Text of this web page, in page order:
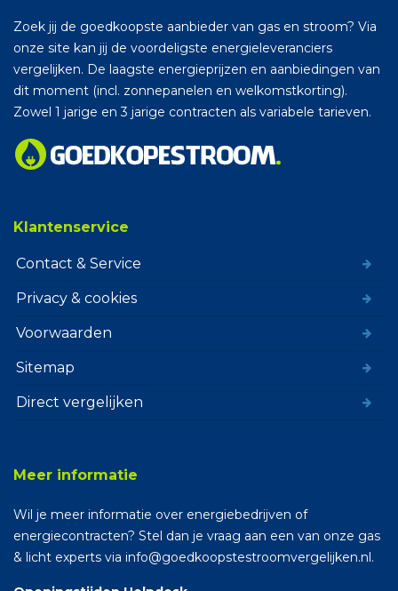
Zoek jij de goedkoopste aanbieder van gas en stroom? Via
onze site kan jij de voordeligste energieleveranciers
vergelijken. De laagste energieprijzen en aanbiedingen van
dit moment (incl. zonnepanelen en welkomstkorting).
Zowel 1 jarige en 3 jarige contracten als variabele tarieven.
Klantenservice
Contact & Service
Privacy & cookies
Voorwaarden
Sitemap
Direct vergelijken
Meer informatie
Wil je meer informatie over energiebedrijven of
energiecontracten? Stel dan je vraag aan een van onze gas
& licht experts via info@goedkoopstestroomvergelijken.nl.